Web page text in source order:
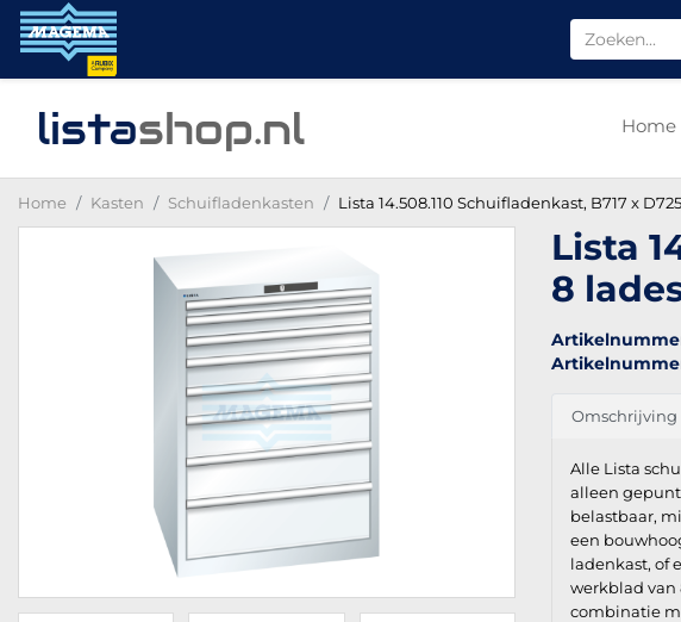
listashop.nl Home
Home Kasten Schuifladenkasten Lista 14.508.110 Schuifladenkast, B717 x
Lista
8
Omschrijving
Alle Lista
alleen
belastbaar,
een
ladenkast, of
werkblad van
combinatie